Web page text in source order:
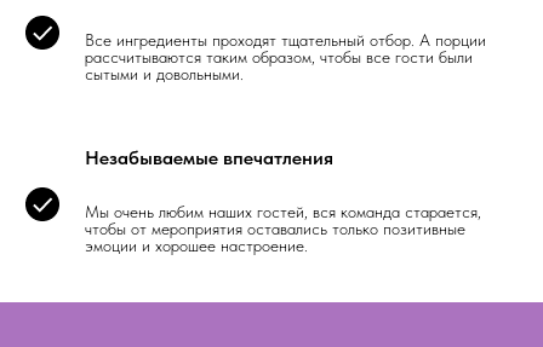
Все ингредиенты проходят тщательный отбор. А порции
рассчитываются таким образом, чтобы все гости были
сытыми и довольными.
Незабываемые впечатления
Мы очень любим наших гостей, вся команда старается,
чтобы от мероприятия оставались только позитивные
эмоции и хорошее настроение.